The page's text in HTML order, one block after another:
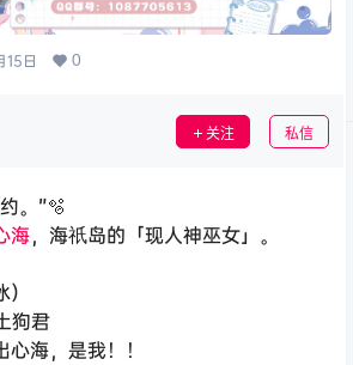
15日 0
关注 私信
。”🫧
海，海祇岛的「现人神巫女」。
狗君
海，是我！！